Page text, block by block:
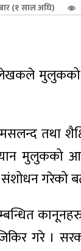
(१ साल अघि)
मुलुकको
तथा
मुलुकको
गरेको
गरे ।